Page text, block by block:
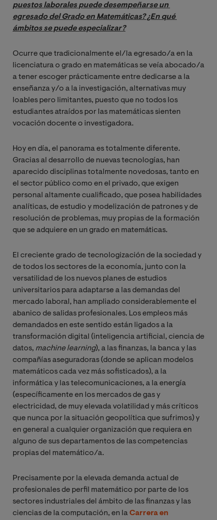
puestos laborales puede desempeñarse un
egresado del Grado en Matemáticas? ¿En qué
ámbitos se puede especializar?
Ocurre que tradicionalmente el/la egresado/a en la
licenciatura o grado en matemáticas se veía abocado/a
a tener escoger prácticamente entre dedicarse a la
enseñanza y/o a la investigación, alternativas muy
loables pero limitantes, puesto que no todos los
estudiantes atraídos por las matemáticas sienten
vocación docente o investigadora.
Hoy en día, el panorama es totalmente diferente.
Gracias al desarrollo de nuevas tecnologías, han
aparecido disciplinas totalmente novedosas, tanto en
el sector público como en el privado, que exigen
personal altamente cualificado, que posea habilidades
analíticas, de estudio y modelización de patrones y de
resolución de problemas, muy propias de la formación
que se adquiere en un grado en matemáticas.
El creciente grado de tecnologización de la sociedad y
de todos los sectores de la economía, junto con la
versatilidad de los nuevos planes de estudios
universitarios para adaptarse a las demandas del
mercado laboral, han ampliado considerablemente el
abanico de salidas profesionales. Los empleos más
demandados en este sentido están ligados a la
transformación digital (inteligencia artificial, ciencia de
datos, machine learning), a las finanzas, la banca y las
compañías aseguradoras (donde se aplican modelos
matemáticos cada vez más sofisticados), a la
informática y las telecomunicaciones, a la energía
(específicamente en los mercados de gas y
electricidad, de muy elevada volatilidad y más críticos
que nunca por la situación geopolítica que sufrimos) y
en general a cualquier organización que requiera en
alguno de sus departamentos de las competencias
propias del matemático/a.
Precisamente por la elevada demanda actual de
profesionales de perfil matemático por parte de los
sectores industriales del ámbito de las finanzas y las
ciencias de la computación, en laCarrera en